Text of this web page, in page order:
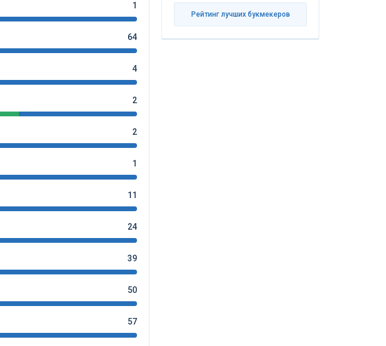
1
64
4
2
2
1
11
24
39
50
57
Рейтинг лучших букмекеров